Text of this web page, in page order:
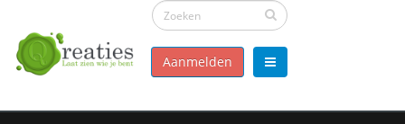
Aanmelden